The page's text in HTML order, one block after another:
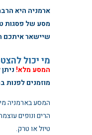
ארמניה היא
מסע של פסגות
שיישאר איתכם
מי יכול
המסע מלא!
מוזמנים לפנות
המסע בארמניה
הרים ונופים
טיול או טרק.